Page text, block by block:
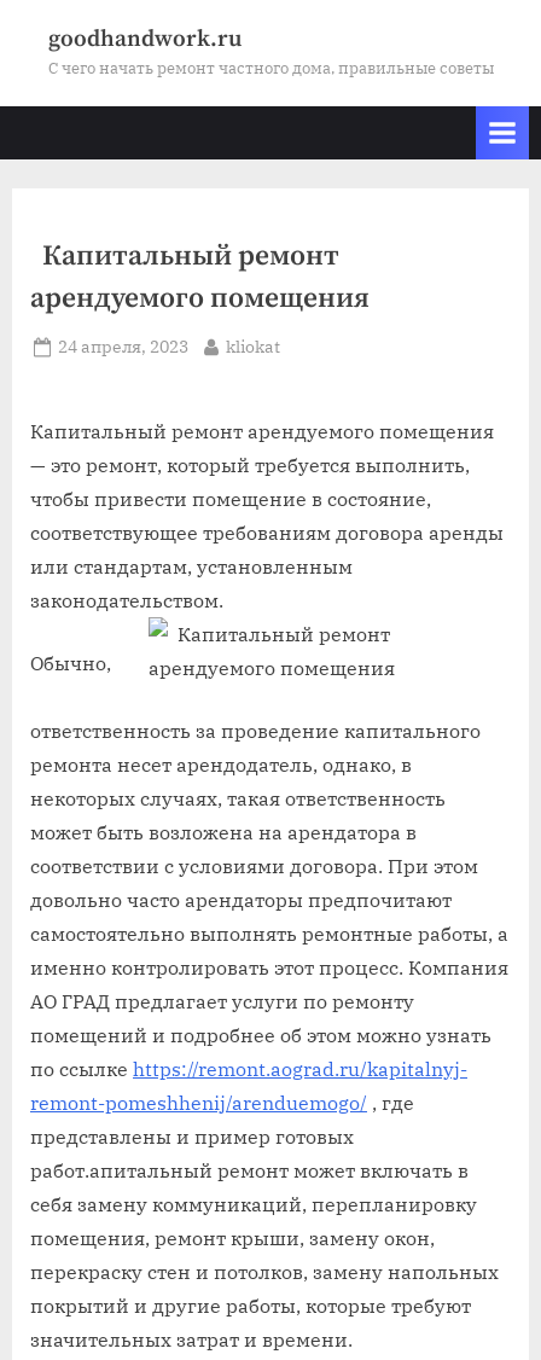
goodhandwork.ru
С чего начать ремонт частного дома, правильные советы
Капитальный ремонт
арендуемого помещения
Posted
24 апреля, 2023 By
kliokat
Капитальный ремонт арендуемого помещения
— это ремонт, который требуется выполнить,
чтобы привести помещение в состояние,
соответствующее требованиям договора аренды
или стандартам, установленным
законодательством.
Обычно,
ответственность за проведение капитального
ремонта несет арендодатель, однако, в
некоторых случаях, такая ответственность
может быть возложена на арендатора в
соответствии с условиями договора. При этом
довольно часто арендаторы предпочитают
самостоятельно выполнять ремонтные работы, а
именно контролировать этот процесс. Компания
АО ГРАД предлагает услуги по ремонту
помещений и подробнее об этом можно узнать
по ссылке https://remont.aograd.ru/kapitalnyj-
remont-pomeshhenij/arenduemogo/ , где
представлены и пример готовых
работ.апитальный ремонт может включать в
себя замену коммуникаций, перепланировку
помещения, ремонт крыши, замену окон,
перекраску стен и потолков, замену напольных
покрытий и другие работы, которые требуют
значительных затрат и времени.